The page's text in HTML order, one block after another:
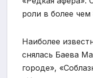
роли в более
Наиболее
снялась Баева
городе»,